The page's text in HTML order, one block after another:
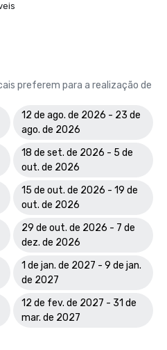
preferem para a realização de
12 de ago. de 2026 - 23 de
ago. de 2026
18 de set. de 2026 - 5 de
out. de 2026
15 de out. de 2026 - 19 de
out. de 2026
29 de out. de 2026 - 7 de
dez. de 2026
1 de jan. de 2027 - 9 de jan.
de 2027
12 de fev. de 2027 - 31 de
mar. de 2027